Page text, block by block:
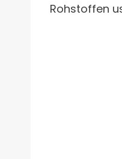
Rohstoffen